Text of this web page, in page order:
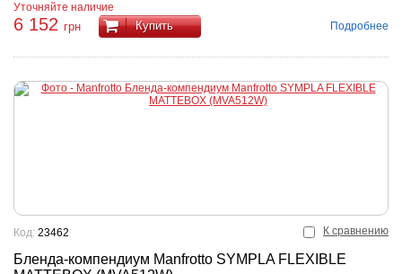
Уточняйте наличие
6 152 грн Купить Подробнее
К сравнению
Бленда-компендиум Manfrotto SYMPLA FLEXIBLE
Код: 23462